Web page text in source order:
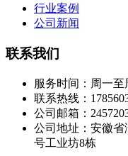
行业案例
公司新闻
联系我们
服务时间：周一至
联系热线：
公司邮箱：
公司地址：安徽省
号工业坊8栋